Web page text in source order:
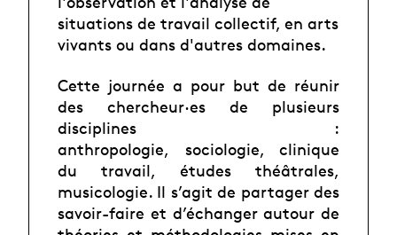
situations de travail collectif, en arts
vivants ou dans d'autres domaines.
Cette journée a pour but de réunir
des chercheur·es de plusieurs
disciplines :
anthropologie, sociologie, clinique
du travail, études théâtrales,
musicologie. Il s’agit de partager des
savoir-faire et d’échanger autour de